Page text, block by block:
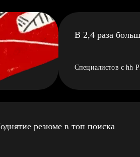
В 2,4 раза
Специалистов с hh
резюме в топ поиска